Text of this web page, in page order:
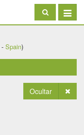
Toggle
-Spain)
Ocultar